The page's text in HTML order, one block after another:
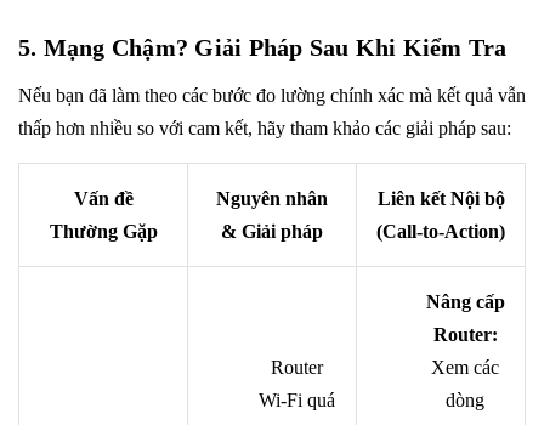
5. Mạng Chậm? Giải Pháp Sau Khi Kiểm Tra
Nếu bạn đã làm theo các bước đo lường chính xác mà kết quả vẫn
thấp hơn nhiều so với cam kết, hãy tham khảo các giải pháp sau:
Vấn đề
Thường Gặp
Nguyên nhân
& Giải pháp
Liên kết Nội bộ
(Call-to-Action)
Router
Wi-Fi quá
Nâng cấp
Router:
Xem các
dòng